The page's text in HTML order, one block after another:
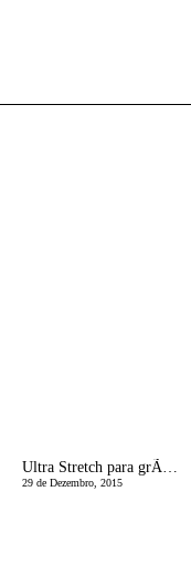
Ultra Stretch para grÃ¡vidas
29 de Dezembro, 2015